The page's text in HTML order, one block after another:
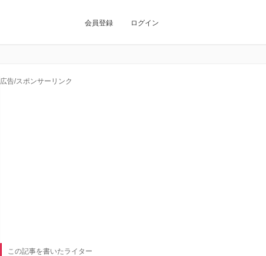
会員登録 ログイン
広告/スポンサーリンク
この記事を書いたライター